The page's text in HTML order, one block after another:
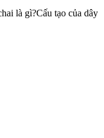
là gì?Cấu tạo của dây